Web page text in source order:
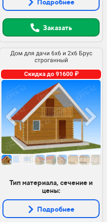
Подробнее
Заказать
Дом для дачи 6х6 и 2х6 Брус
строганный
Скидка до 91600 ₽
Тип материала, сечение и
цены:
Подробнее